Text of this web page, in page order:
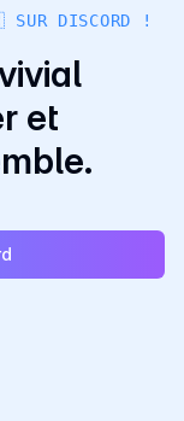
SUR DISCORD !
et